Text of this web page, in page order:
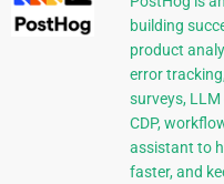
building
product
error
surveys,
CDP,
assistant to
faster, and